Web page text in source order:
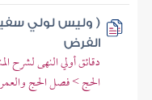
( وليس لولي
الفرض
دقائق أولي النهى لشرح
الحج > فصل الحج